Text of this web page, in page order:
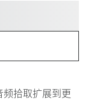
拾取扩展到更